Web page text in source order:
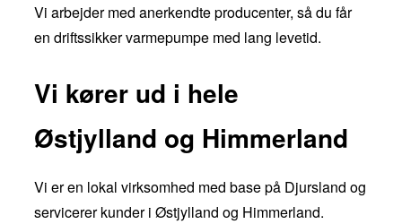
Vi arbejder med anerkendte producenter, så du får
en driftssikker varmepumpe med lang levetid.
Vi kører ud i hele
Østjylland og Himmerland
Vi er en lokal virksomhed med base på Djursland og
servicerer kunder i Østjylland og Himmerland.